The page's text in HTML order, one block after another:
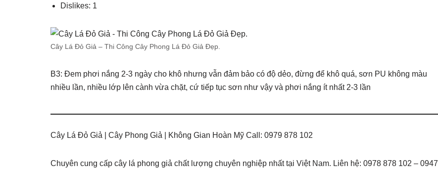
Dislikes: 1
Cây Lá Đỏ Giả – Thi Công Cây Phong Lá Đỏ Giả Đẹp.
B3: Đem phơi nắng 2-3 ngày cho khô nhưng vẫn đảm bảo có độ dẻo, đừng để khô quá, sơn PU không màu
nhiều lần, nhiều lớp lên cành vừa chặt, cứ tiếp tục sơn như vậy và phơi nắng ít nhất 2-3 lần
Cây Lá Đỏ Giả | Cây Phong Giả | Không Gian Hoàn Mỹ Call: 0979 878 102
Chuyên cung cấp cây lá phong giả chất lượng chuyên nghiệp nhất tại Việt Nam. Liên hệ: 0978 878 102 – 0947